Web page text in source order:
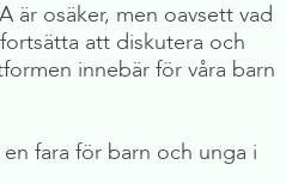
är osäker, men oavsett vad
att diskutera och
innebär för våra barn
fara för barn och unga i